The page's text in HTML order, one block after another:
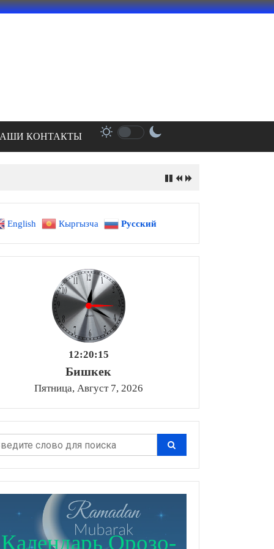
КОНТАКТЫ
English Кыргызча Русский
12:20:16
Бишкек
Пятница, Август 7, 2026
Календарь Орозо-